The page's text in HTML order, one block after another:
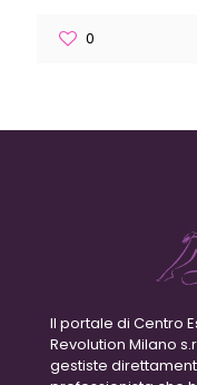
0
Il portale di Centro
Revolution Milano
gestiste